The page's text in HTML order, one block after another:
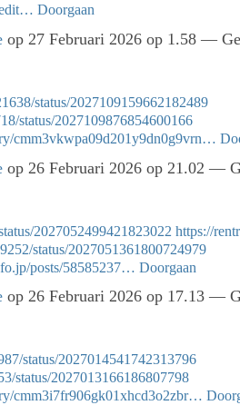
edit… Doorgaan
op 27 Februari 2026 op 1.58 —
status/2027109159662182489
status/2027109876854600166
cmm3vkwpa09d201y9dn0g9vrn…
op 26 Februari 2026 op 21.02 —
2027052499421823022 https://
status/2027051361800724979
posts/58585237… Doorgaan
op 26 Februari 2026 op 17.13 —
status/2027014541742313796
status/2027013166186807798
cmm3i7fr906gk01xhcd3o2zbr…